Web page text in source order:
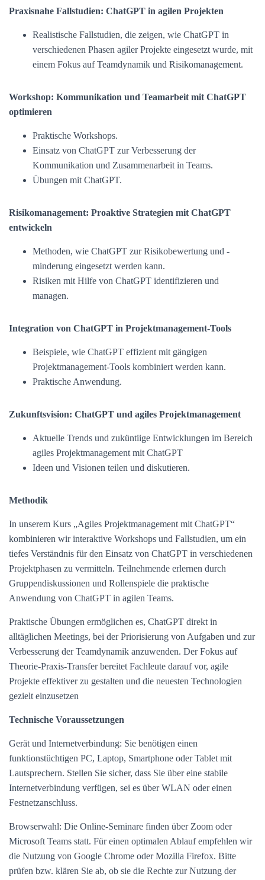
Praxisnahe Fallstudien: ChatGPT in agilen Projekten
Realistische Fallstudien, die zeigen, wie ChatGPT in
verschiedenen Phasen agiler Projekte eingesetzt wurde, mit
einem Fokus auf Teamdynamik und Risikomanagement.
Workshop: Kommunikation und Teamarbeit mit ChatGPT
optimieren
Praktische Workshops.
Einsatz von ChatGPT zur Verbesserung der
Kommunikation und Zusammenarbeit in Teams.
Übungen mit ChatGPT.
Risikomanagement: Proaktive Strategien mit ChatGPT
entwickeln
Methoden, wie ChatGPT zur Risikobewertung und -
minderung eingesetzt werden kann.
Risiken mit Hilfe von ChatGPT identifizieren und
managen.
Integration von ChatGPT in Projektmanagement-Tools
Beispiele, wie ChatGPT effizient mit gängigen
Projektmanagement-Tools kombiniert werden kann.
Praktische Anwendung.
Zukunftsvision: ChatGPT und agiles Projektmanagement
Aktuelle Trends und zuküntiige Entwicklungen im Bereich
agiles Projektmanagement mit ChatGPT
Ideen und Visionen teilen und diskutieren.
Methodik
In unserem Kurs „Agiles Projektmanagement mit ChatGPT“
kombinieren wir interaktive Workshops und Fallstudien, um ein
tiefes Verständnis für den Einsatz von ChatGPT in verschiedenen
Projektphasen zu vermitteln. Teilnehmende erlernen durch
Gruppendiskussionen und Rollenspiele die praktische
Anwendung von ChatGPT in agilen Teams.
Praktische Übungen ermöglichen es, ChatGPT direkt in
alltäglichen Meetings, bei der Priorisierung von Aufgaben und zur
Verbesserung der Teamdynamik anzuwenden. Der Fokus auf
Theorie-Praxis-Transfer bereitet Fachleute darauf vor, agile
Projekte effektiver zu gestalten und die neuesten Technologien
gezielt einzusetzen
Technische Voraussetzungen
Gerät und Internetverbindung: Sie benötigen einen
funktionstüchtigen PC, Laptop, Smartphone oder Tablet mit
Lautsprechern. Stellen Sie sicher, dass Sie über eine stabile
Internetverbindung verfügen, sei es über WLAN oder einen
Festnetzanschluss.
Browserwahl: Die Online-Seminare finden über Zoom oder
Microsoft Teams statt. Für einen optimalen Ablauf empfehlen wir
die Nutzung von Google Chrome oder Mozilla Firefox. Bitte
prüfen bzw. klären Sie ab, ob sie die Rechte zur Nutzung der